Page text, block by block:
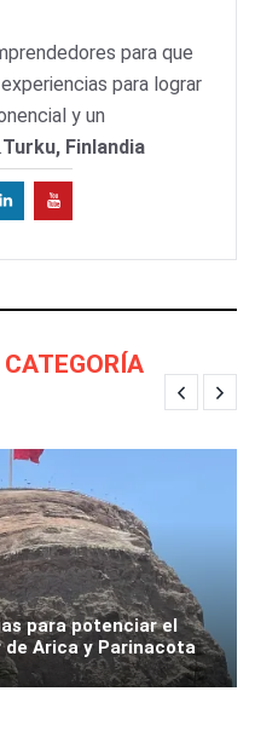
para que
para lograr
y un
Turku, Finlandia
para potenciar el
Arica y Parinacota